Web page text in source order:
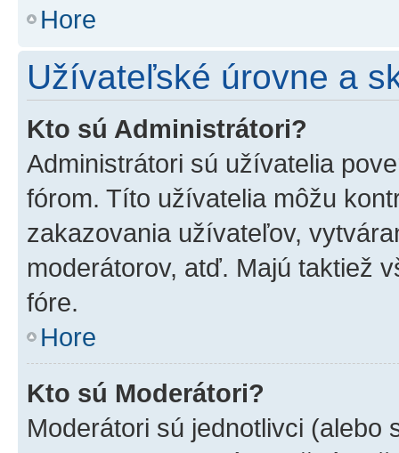
Hore
Užívateľské úrovne a
Kto sú Administrátori?
Administrátori sú užívatelia
fórom. Títo užívatelia môžu
zakazovania užívateľov,
moderátorov, atď. Majú taktiež
fóre.
Hore
Kto sú Moderátori?
Moderátori sú jednotlivci (alebo